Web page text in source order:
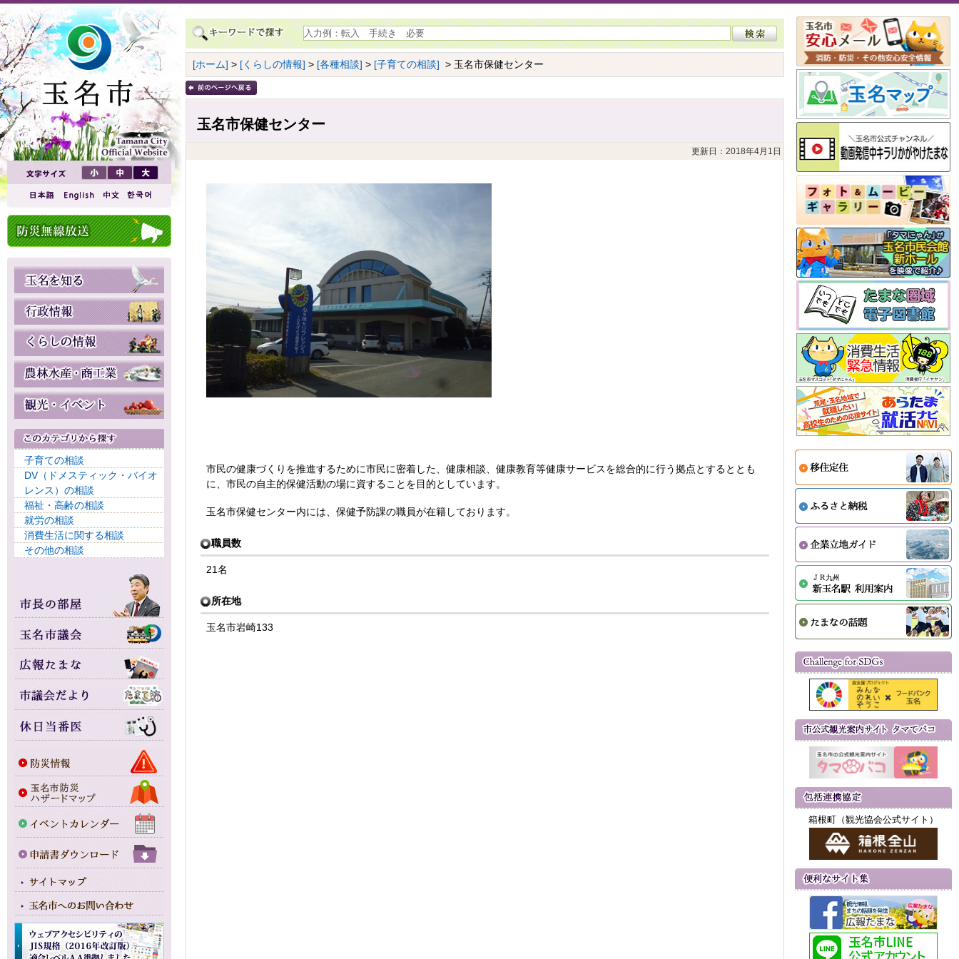
子育ての相談
DV（ドメスティック・バイオ
レンス）の相談
福祉・高齢の相談
就労の相談
消費生活に関する相談
その他の相談
[ホーム] > [くらしの情報] > [各種相談] > [子育ての相談] > 玉名市保健センター
玉名市保健センター
更新日：2018年4月1日
市民の健康づくりを推進するために市民に密着した、健康相談、健康教育等健康サービスを総合的に行う拠点とするととも
に、市民の自主的保健活動の場に資することを目的としています。
玉名市保健センター内には、保健予防課の職員が在籍しております。
職員数
21名
所在地
玉名市岩崎133
箱根町（観光協会公式サイト）